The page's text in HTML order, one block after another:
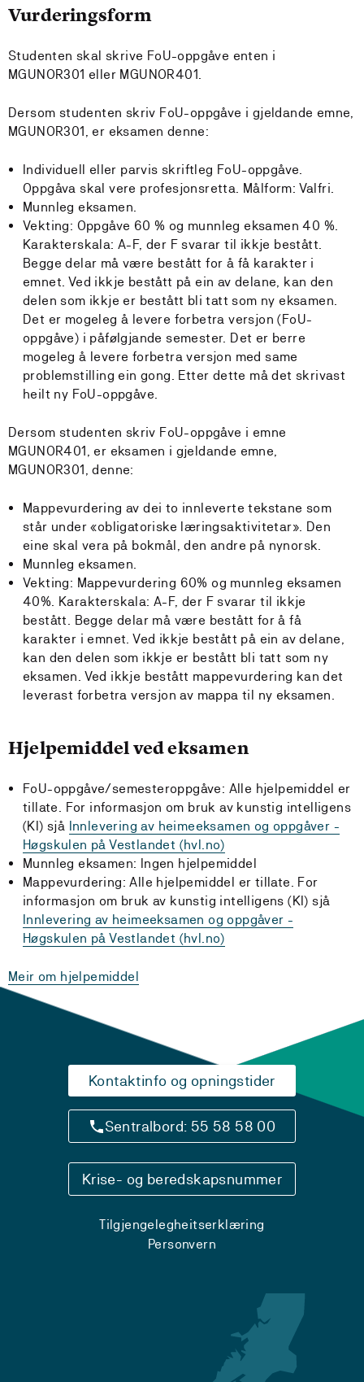
Vurderingsform
Studenten skal skrive FoU-oppgåve enten i
MGUNOR301 eller MGUNOR401.
Dersom studenten skriv FoU-oppgåve i gjeldande emne,
MGUNOR301, er eksamen denne:
Individuell eller parvis skriftleg FoU-oppgåve.
Oppgåva skal vere profesjonsretta. Målform: Valfri.
Munnleg eksamen.
Vekting: Oppgåve 60 % og munnleg eksamen 40 %.
Karakterskala: A-F, der F svarar til ikkje bestått.
Begge delar må være bestått for å få karakter i
emnet. Ved ikkje bestått på ein av delane, kan den
delen som ikkje er bestått bli tatt som ny eksamen.
Det er mogeleg å levere forbetra versjon (FoU-
oppgåve) i påfølgjande semester. Det er berre
mogeleg å levere forbetra versjon med same
problemstilling ein gong. Etter dette må det skrivast
heilt ny FoU-oppgåve.
Dersom studenten skriv FoU-oppgåve i emne
MGUNOR401, er eksamen i gjeldande emne,
MGUNOR301, denne:
Mappevurdering av dei to innleverte tekstane som
står under «obligatoriske læringsaktivitetar». Den
eine skal vera på bokmål, den andre på nynorsk.
Munnleg eksamen.
Vekting: Mappevurdering 60% og munnleg eksamen
40%. Karakterskala: A-F, der F svarar til ikkje
bestått. Begge delar må være bestått for å få
karakter i emnet. Ved ikkje bestått på ein av delane,
kan den delen som ikkje er bestått bli tatt som ny
eksamen. Ved ikkje bestått mappevurdering kan det
leverast forbetra versjon av mappa til ny eksamen.
Hjelpemiddel ved eksamen
FoU-oppgåve/semesteroppgåve: Alle hjelpemiddel er
tillate. For informasjon om bruk av kunstig intelligens
(KI) sjå Innlevering av heimeeksamen og oppgåver -
Høgskulen på Vestlandet (hvl.no)
Munnleg eksamen: Ingen hjelpemiddel
Mappevurdering: Alle hjelpemiddel er tillate. For
informasjon om bruk av kunstig intelligens (KI) sjå
Innlevering av heimeeksamen og oppgåver -
Høgskulen på Vestlandet (hvl.no)
Meir om hjelpemiddel
Kontaktinfo og opningstider
Sentralbord: 55 58 58 00
Krise- og beredskapsnummer
Tilgjengelegheitserklæring
Personvern